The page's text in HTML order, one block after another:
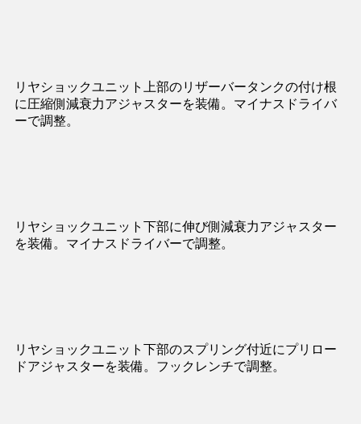
リヤショックユニット上部のリザーバータンクの付け根
に圧縮側減衰力アジャスターを装備。マイナスドライバ
ーで調整。
リヤショックユニット下部に伸び側減衰力アジャスター
を装備。マイナスドライバーで調整。
リヤショックユニット下部のスプリング付近にプリロー
ドアジャスターを装備。フックレンチで調整。